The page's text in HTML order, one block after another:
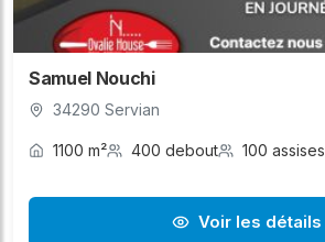
Samuel Nouchi
34290 Servian
1100 m² 400 debout 100 assises
Voir les détails